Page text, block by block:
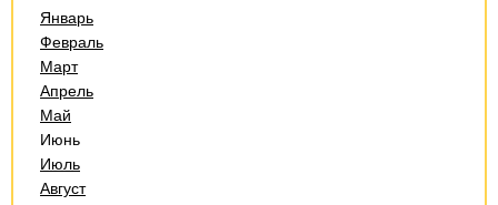
Январь
Февраль
Март
Апрель
Май
Июнь
Июль
Август